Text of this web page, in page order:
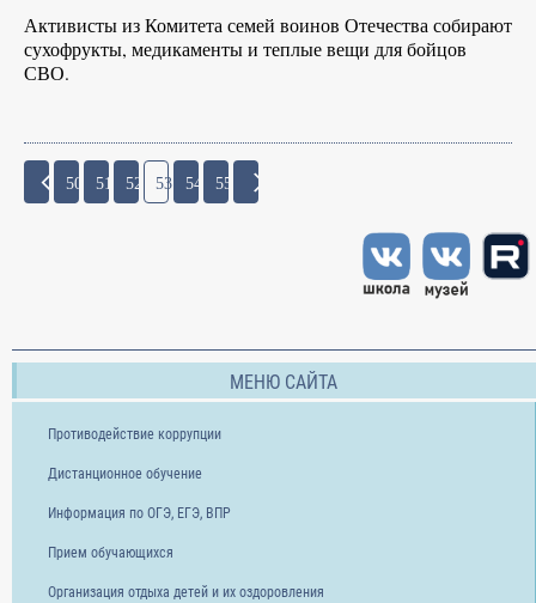
Активисты из Комитета семей воинов Отечества собирают
сухофрукты, медикаменты и теплые вещи для бойцов
СВО.
50 51 52 53 54 55
МЕНЮ САЙТА
Противодействие коррупции
Дистанционное обучение
Информация по ОГЭ, ЕГЭ, ВПР
Прием обучающихся
Организация отдыха детей и их оздоровления